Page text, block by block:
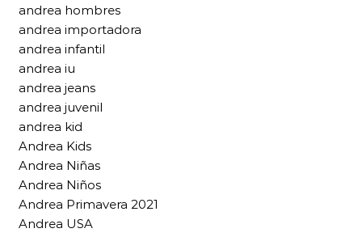
andrea hombres
andrea importadora
andrea infantil
andrea iu
andrea jeans
andrea juvenil
andrea kid
Andrea Kids
Andrea Niñas
Andrea Niños
Andrea Primavera 2021
Andrea USA